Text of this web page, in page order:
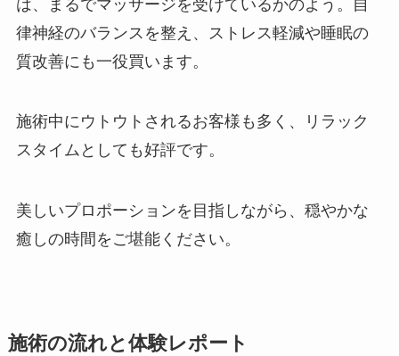
は、まるでマッサージを受けているかのよう。自
律神経のバランスを整え、ストレス軽減や睡眠の
質改善にも一役買います。
施術中にウトウトされるお客様も多く、リラック
スタイムとしても好評です。
美しいプロポーションを目指しながら、穏やかな
癒しの時間をご堪能ください。
施術の流れと体験レポート